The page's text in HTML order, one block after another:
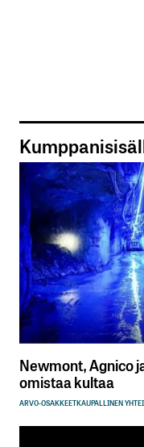
Newmont, Agnico
omistaa kultaa
ARVO-OSAKKEETKAUPALLINEN